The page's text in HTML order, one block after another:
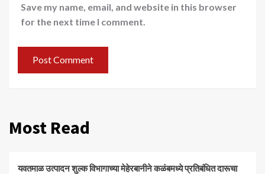
Save my name, email, and website in this browser
for the next time I comment.
Most Read
यवतमाळ उत्पादन शुल्क विभागाच्या मेहेरबानीने कळंबमध्ये प्रतिबंधित दारूचा